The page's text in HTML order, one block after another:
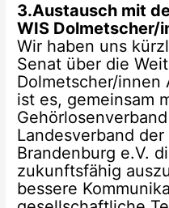
3.Austausch mit
WIS Dolmetscher/
Wir haben uns
Senat über die
Dolmetscher/innen
ist es, gemeinsam
Landesverband
Brandenburg e.V.
zukunftsfähig
bessere